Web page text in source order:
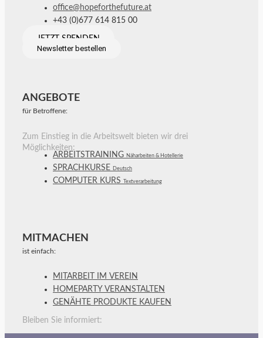
office@hopeforthefuture.at
+43 (0)677 614 815 00
JETZT SPENDEN
Newsletter bestellen
ANGEBOTE
für Betroffene:
Zum Einstieg in die Arbeitswelt bieten wir drei
Möglichkeiten:
ARBEITSTRAINING Näharbeiten & Hotellerie
SPRACHKURSE Deutsch
COMPUTER KURS Textverarbeitung
MITMACHEN
ist einfach:
MITARBEIT IM VEREIN
HOMEPARTY VERANSTALTEN
GENÄHTE PRODUKTE KAUFEN
Bleiben Sie informiert: